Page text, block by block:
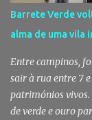
mundo. Mas, para
muito mais do
Livramento
com uma
de Setúbal desta...
Barrete Verde
alma de uma vila
Entre campinos,
sair à rua entre 7
patrimónios vivos.
de verde e ouro